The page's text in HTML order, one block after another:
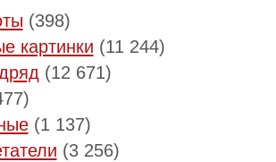
(398)
картинки (11 244)
(12 671)
(1 137)
(3 256)